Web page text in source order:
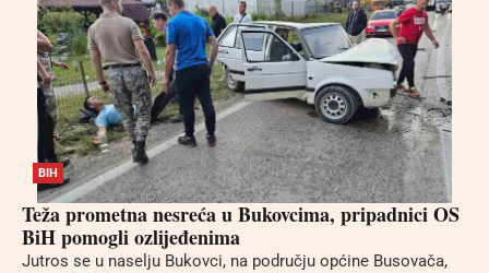
BIH
Teža prometna nesreća u Bukovcima, pripadnici OS
BiH pomogli ozlijeđenima
Jutros se u naselju Bukovci, na području općine Busovača,